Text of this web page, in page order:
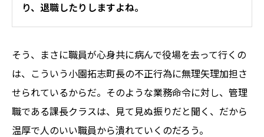
り、退職したりしますよね。
そう、まさに職員が心身共に病んで役場を去って行くの
は、こういう小園拓志町長の不正行為に無理矢理加担さ
せられているからだ。そのような業務命令に対し、管理
職である課長クラスは、見て見ぬ振りだと聞く、だから
温厚で人のいい職員から潰れていくのだろう。